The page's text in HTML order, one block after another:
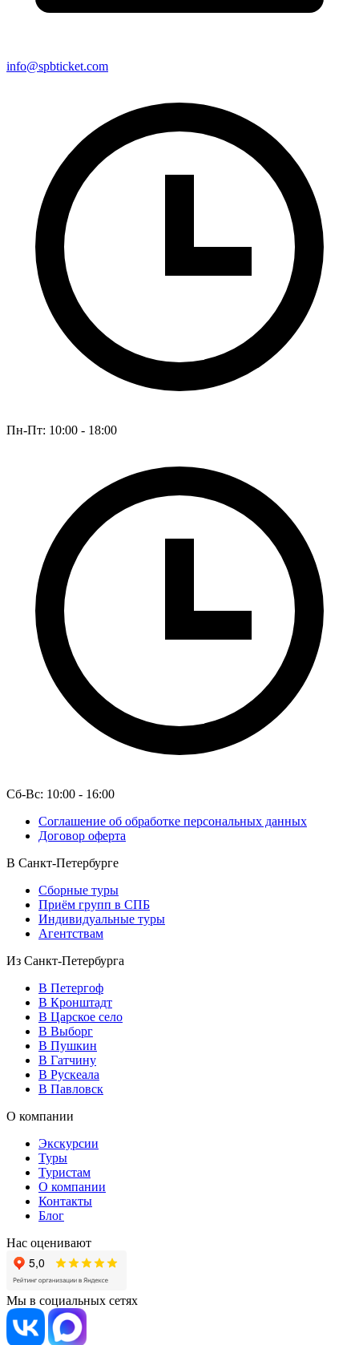
info@spbticket.com
Пн-Пт: 10:00 - 18:00
Сб-Вс: 10:00 - 16:00
Соглашение об обработке персональных данных
Договор оферта
В Санкт-Петербурге
Сборные туры
Приём групп в СПБ
Индивидуальные туры
Агентствам
Из Санкт-Петербурга
В Петергоф
В Кронштадт
В Царское село
В Выборг
В Пушкин
В Гатчину
В Рускеала
В Павловск
О компании
Экскурсии
Туры
Туристам
О компании
Контакты
Блог
Нас оценивают
Мы в социальных сетях